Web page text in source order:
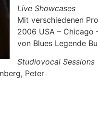
Live Showcases
Mit verschiedenen
2006 USA – Chicago
von Blues Legende
Studiovocal Sessions
Peter